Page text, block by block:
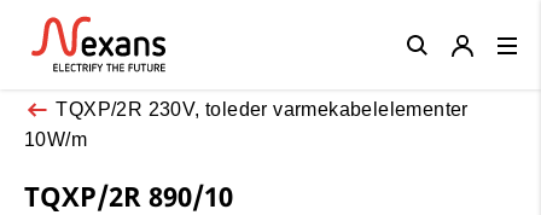
TQXP/2R 230V, toleder varmekabelelementer
10W/m
TQXP/2R 890/10
Close